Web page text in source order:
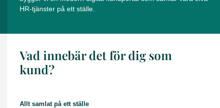
HR-tjänster på ett ställe.
Vad innebär det för dig som
kund?
Allt samlat på ett ställe